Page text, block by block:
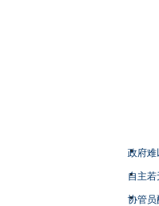
政府难
自主
协管员